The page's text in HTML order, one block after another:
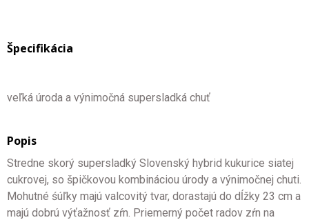
Špecifikácia
veľká úroda a výnimočná supersladká chuť
Popis
Stredne skorý supersladký Slovenský hybrid kukurice siatej
cukrovej, so špičkovou kombináciou úrody a výnimočnej chuti.
Mohutné śúľky majú valcovitý tvar, dorastajú do dĺžky 23 cm a
majú dobrú výťažnosť zŕn. Priemerný počet radov zŕn na